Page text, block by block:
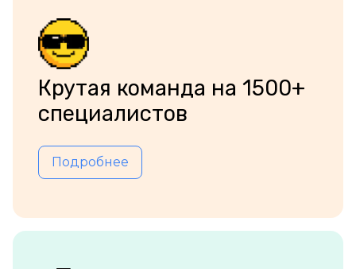
Крутая команда на 1500+
специалистов
Подробнее